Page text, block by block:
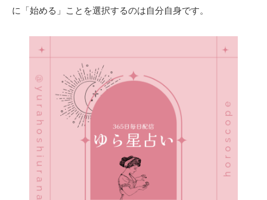
に「始める」ことを選択するのは自分自身です。